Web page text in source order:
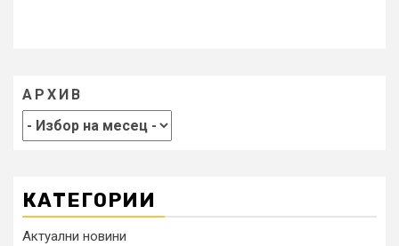
АРХИВ
КАТЕГОРИИ
Актуални новини